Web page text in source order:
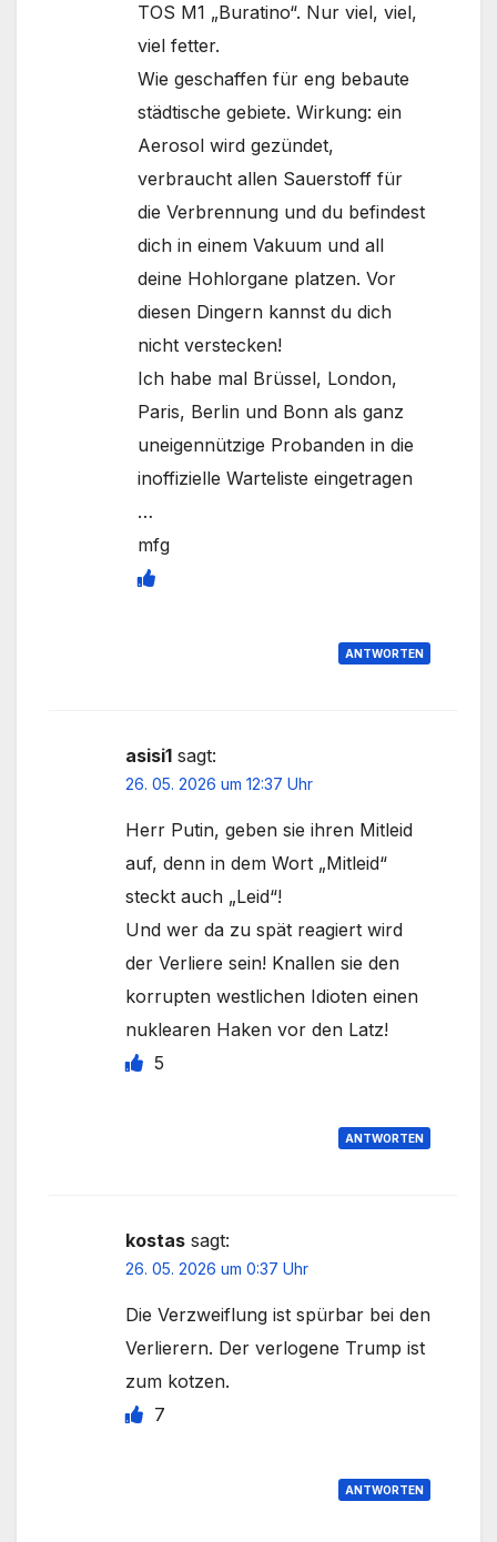
TOS M1 „Buratino“. Nur viel, viel,
viel fetter.
Wie geschaffen für eng bebaute
städtische gebiete. Wirkung: ein
Aerosol wird gezündet,
verbraucht allen Sauerstoff für
die Verbrennung und du befindest
dich in einem Vakuum und all
deine Hohlorgane platzen. Vor
diesen Dingern kannst du dich
nicht verstecken!
Ich habe mal Brüssel, London,
Paris, Berlin und Bonn als ganz
uneigennützige Probanden in die
inoffizielle Warteliste eingetragen
…
mfg
ANTWORTEN
asisi1 sagt:
26. 05. 2026 um 12:37 Uhr
Herr Putin, geben sie ihren Mitleid
auf, denn in dem Wort „Mitleid“
steckt auch „Leid“!
Und wer da zu spät reagiert wird
der Verliere sein! Knallen sie den
korrupten westlichen Idioten einen
nuklearen Haken vor den Latz!
5
ANTWORTEN
kostas sagt:
26. 05. 2026 um 0:37 Uhr
Die Verzweiflung ist spürbar bei den
Verlierern. Der verlogene Trump ist
zum kotzen.
7
ANTWORTEN